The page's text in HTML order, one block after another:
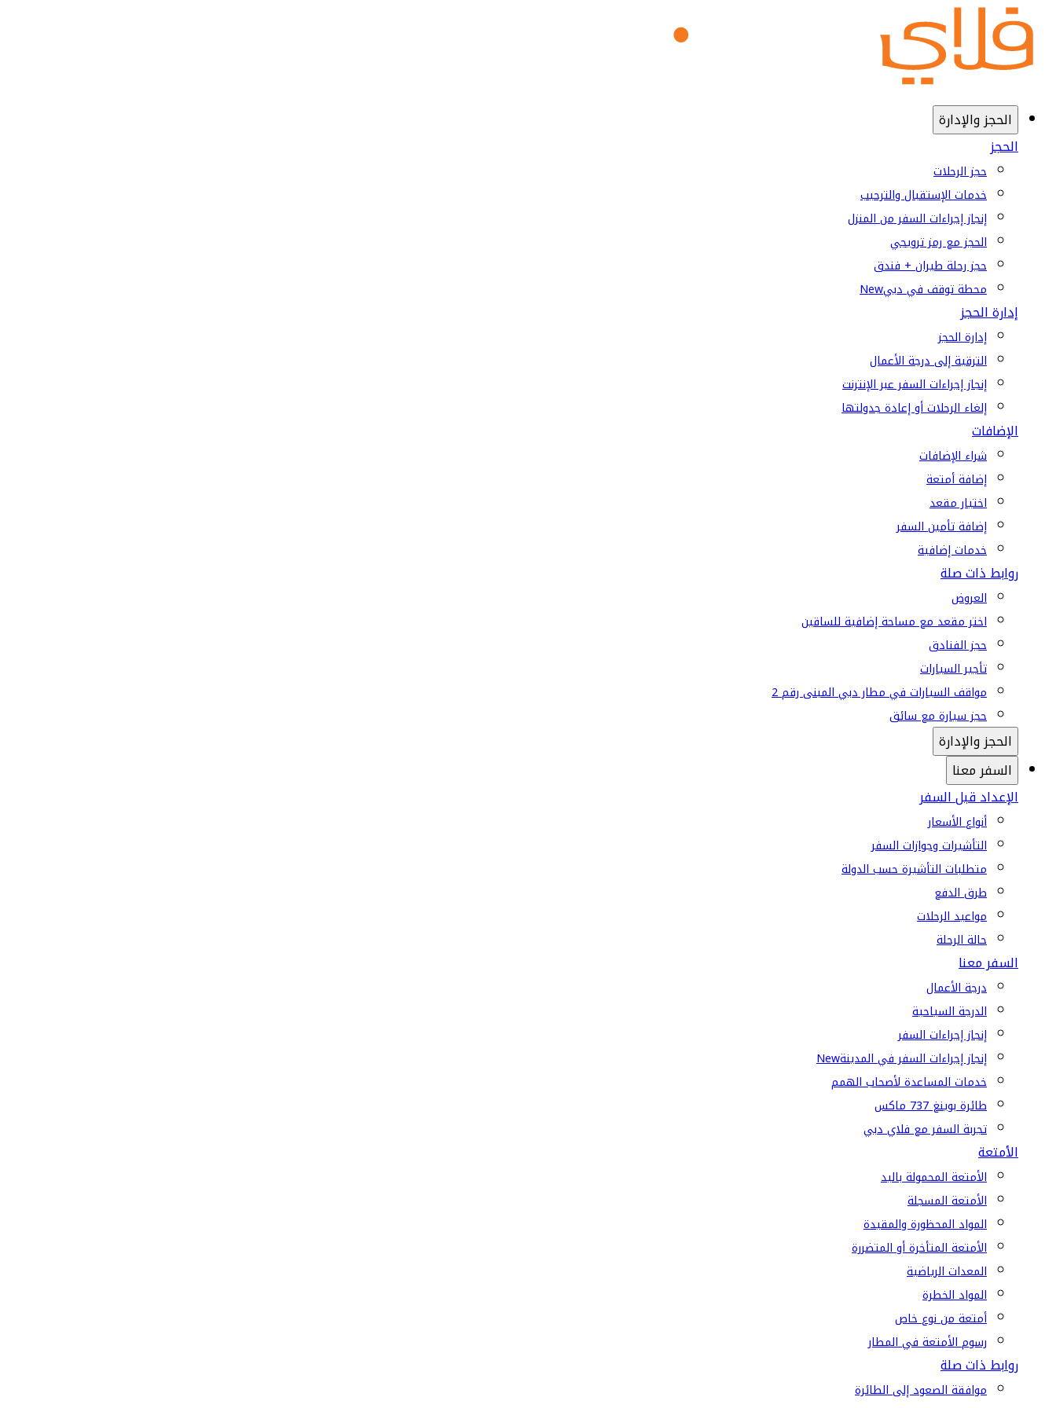
الحجز والإدارة
الحجز
حجز الرحلات
خدمات الإستقبال والترحيب
إنجاز إجراءات السفر من المنزل
الحجز مع رمز ترويجي
حجز رحلة طيران + فندق
محطة توقف في دبيNew
إدارة الحجز
إدارة الحجز
الترقية إلى درجة الأعمال
إنجاز إجراءات السفر عبر الإنترنت
إلغاء الرحلات أو إعادة جدولتها
الإضافات
شراء الإضافات
إضافة أمتعة
اختيار مقعد
إضافة تأمين السفر
خدمات إضافية
روابط ذات صلة
العروض
اختر مقعد مع مساحة إضافية للساقين
حجز الفنادق
تأجير السيارات
مواقف السيارات في مطار دبي المبنى رقم 2
حجز سيارة مع سائق
الحجز والإدارة
السفر معنا
الإعداد قبل السفر
أنواع الأسعار
التأشيرات وجوازات السفر
متطلبات التأشيرة حسب الدولة
طرق الدفع
مواعيد الرحلات
حالة الرحلة
السفر معنا
درجة الأعمال
الدرجة السياحية
إنجاز إجراءات السفر
إنجاز إجراءات السفر في المدينةNew
خدمات المساعدة لأصحاب الهمم
طائرة بوينغ 737 ماكس
تجربة السفر مع فلاي دبي
الأمتعة
الأمتعة المحمولة باليد
الأمتعة المسجلة
المواد المحظورة والمقيدة
الأمتعة المتأخرة أو المتضررة
المعدات الرياضية
المواد الخطرة
أمتعة من نوع خاص
رسوم الأمتعة في المطار
روابط ذات صلة
موافقة الصعود إلى الطائرة